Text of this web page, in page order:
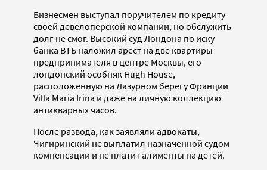
Бизнесмен выступал поручителем по кредиту
своей девелоперской компании, но обслужить
долг не смог. Высокий суд Лондона по иску
банка ВТБ наложил арест на две квартиры
предпринимателя в центре Москвы, его
лондонский особняк Hugh House,
расположенную на Лазурном берегу Франции
Villa Maria Irina и даже на личную коллекцию
антикварных часов.
После развода, как заявляли адвокаты,
Чигиринский не выплатил назначенной судом
компенсации и не платит алименты на детей.